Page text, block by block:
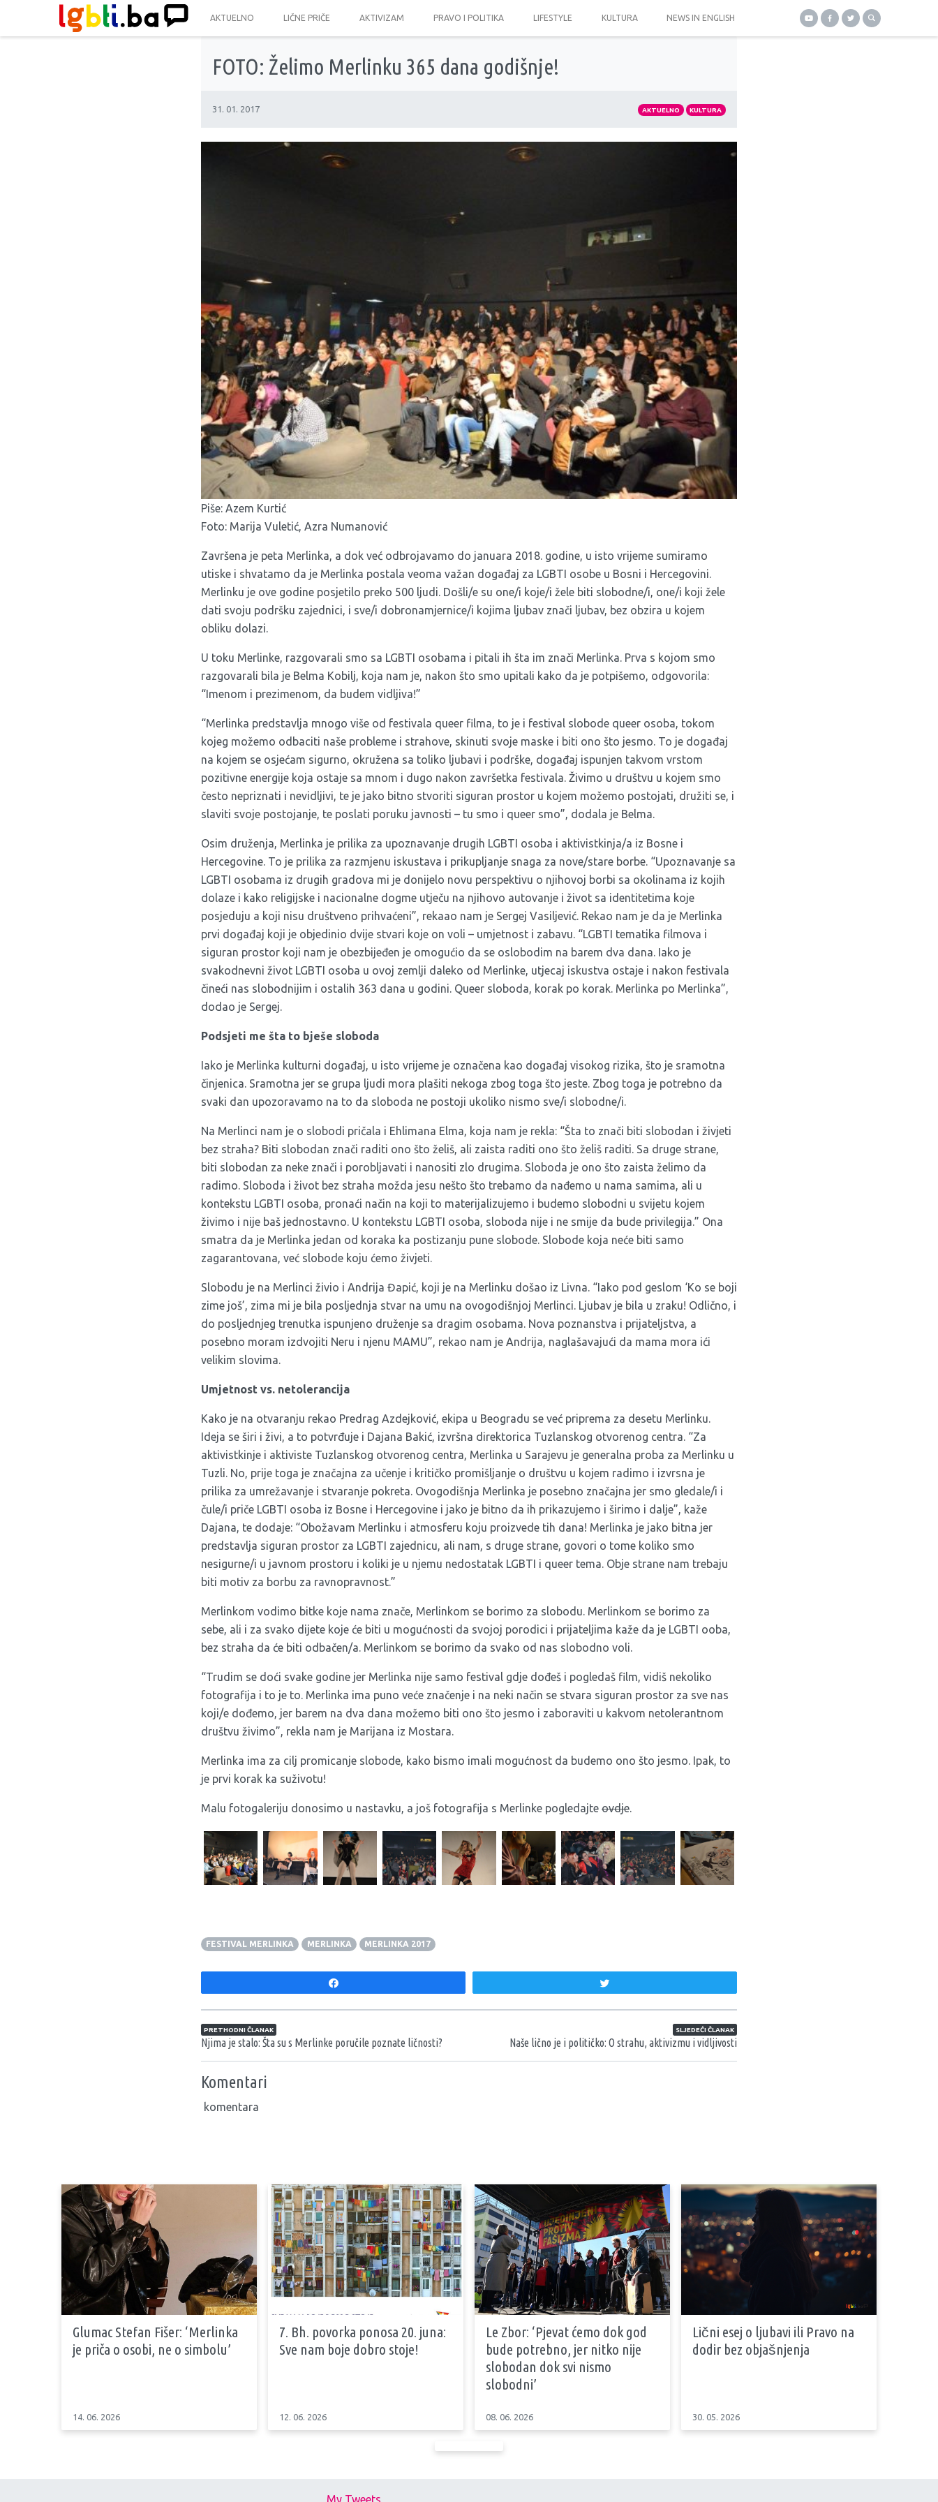
AKTUELNO LIČNE PRIČE AKTIVIZAM PRAVO I POLITIKA LIFESTYLE KULTURA NEWS IN ENGLISH
FOTO: Želimo Merlinku 365 dana godišnje!
31. 01. 2017 AKTUELNO KULTURA
Piše: Azem Kurtić
Foto: Marija Vuletić, Azra Numanović
Završena je peta Merlinka, a dok već odbrojavamo do januara 2018. godine, u isto vrijeme sumiramo
utiske i shvatamo da je Merlinka postala veoma važan događaj za LGBTI osobe u Bosni i Hercegovini.
Merlinku je ove godine posjetilo preko 500 ljudi. Došli/e su one/i koje/i žele biti slobodne/i, one/i koji žele
dati svoju podršku zajednici, i sve/i dobronamjernice/i kojima ljubav znači ljubav, bez obzira u kojem
obliku dolazi.
U toku Merlinke, razgovarali smo sa LGBTI osobama i pitali ih šta im znači Merlinka. Prva s kojom smo
razgovarali bila je Belma Kobilj, koja nam je, nakon što smo upitali kako da je potpišemo, odgovorila:
“Imenom i prezimenom, da budem vidljiva!”
“Merlinka predstavlja mnogo više od festivala queer filma, to je i festival slobode queer osoba, tokom
kojeg možemo odbaciti naše probleme i strahove, skinuti svoje maske i biti ono što jesmo. To je događaj
na kojem se osjećam sigurno, okružena sa toliko ljubavi i podrške, događaj ispunjen takvom vrstom
pozitivne energije koja ostaje sa mnom i dugo nakon završetka festivala. Živimo u društvu u kojem smo
često nepriznati i nevidljivi, te je jako bitno stvoriti siguran prostor u kojem možemo postojati, družiti se, i
slaviti svoje postojanje, te poslati poruku javnosti – tu smo i queer smo”, dodala je Belma.
Osim druženja, Merlinka je prilika za upoznavanje drugih LGBTI osoba i aktivistkinja/a iz Bosne i
Hercegovine. To je prilika za razmjenu iskustava i prikupljanje snaga za nove/stare borbe. “Upoznavanje sa
LGBTI osobama iz drugih gradova mi je donijelo novu perspektivu o njihovoj borbi sa okolinama iz kojih
dolaze i kako religijske i nacionalne dogme utječu na njihovo autovanje i život sa identitetima koje
posjeduju a koji nisu društveno prihvaćeni”, rekaao nam je Sergej Vasiljević. Rekao nam je da je Merlinka
prvi događaj koji je objedinio dvije stvari koje on voli – umjetnost i zabavu. “LGBTI tematika filmova i
siguran prostor koji nam je obezbijeđen je omogućio da se oslobodim na barem dva dana. Iako je
svakodnevni život LGBTI osoba u ovoj zemlji daleko od Merlinke, utjecaj iskustva ostaje i nakon festivala
čineći nas slobodnijim i ostalih 363 dana u godini. Queer sloboda, korak po korak. Merlinka po Merlinka”,
dodao je Sergej.
Podsjeti me šta to bješe sloboda
Iako je Merlinka kulturni događaj, u isto vrijeme je označena kao događaj visokog rizika, što je sramotna
činjenica. Sramotna jer se grupa ljudi mora plašiti nekoga zbog toga što jeste. Zbog toga je potrebno da
svaki dan upozoravamo na to da sloboda ne postoji ukoliko nismo sve/i slobodne/i.
Na Merlinci nam je o slobodi pričala i Ehlimana Elma, koja nam je rekla: “Šta to znači biti slobodan i živjeti
bez straha? Biti slobodan znači raditi ono što želiš, ali zaista raditi ono što želiš raditi. Sa druge strane,
biti slobodan za neke znači i porobljavati i nanositi zlo drugima. Sloboda je ono što zaista želimo da
radimo. Sloboda i život bez straha možda jesu nešto što trebamo da nađemo u nama samima, ali u
kontekstu LGBTI osoba, pronaći način na koji to materijalizujemo i budemo slobodni u svijetu kojem
živimo i nije baš jednostavno. U kontekstu LGBTI osoba, sloboda nije i ne smije da bude privilegija.” Ona
smatra da je Merlinka jedan od koraka ka postizanju pune slobode. Slobode koja neće biti samo
zagarantovana, već slobode koju ćemo živjeti.
Slobodu je na Merlinci živio i Andrija Đapić, koji je na Merlinku došao iz Livna. “Iako pod geslom ‘Ko se boji
zime još’, zima mi je bila posljednja stvar na umu na ovogodišnjoj Merlinci. Ljubav je bila u zraku! Odlično, i
do posljednjeg trenutka ispunjeno druženje sa dragim osobama. Nova poznanstva i prijateljstva, a
posebno moram izdvojiti Neru i njenu MAMU”, rekao nam je Andrija, naglašavajući da mama mora ići
velikim slovima.
Umjetnost vs. netolerancija
Kako je na otvaranju rekao Predrag Azdejković, ekipa u Beogradu se već priprema za desetu Merlinku.
Ideja se širi i živi, a to potvrđuje i Dajana Bakić, izvršna direktorica Tuzlanskog otvorenog centra. “Za
aktivistkinje i aktiviste Tuzlanskog otvorenog centra, Merlinka u Sarajevu je generalna proba za Merlinku u
Tuzli. No, prije toga je značajna za učenje i kritičko promišljanje o društvu u kojem radimo i izvrsna je
prilika za umrežavanje i stvaranje pokreta. Ovogodišnja Merlinka je posebno značajna jer smo gledale/i i
čule/i priče LGBTI osoba iz Bosne i Hercegovine i jako je bitno da ih prikazujemo i širimo i dalje”, kaže
Dajana, te dodaje: “Obožavam Merlinku i atmosferu koju proizvede tih dana! Merlinka je jako bitna jer
predstavlja siguran prostor za LGBTI zajednicu, ali nam, s druge strane, govori o tome koliko smo
nesigurne/i u javnom prostoru i koliki je u njemu nedostatak LGBTI i queer tema. Obje strane nam trebaju
biti motiv za borbu za ravnopravnost.”
Merlinkom vodimo bitke koje nama znače, Merlinkom se borimo za slobodu. Merlinkom se borimo za
sebe, ali i za svako dijete koje će biti u mogućnosti da svojoj porodici i prijateljima kaže da je LGBTI ooba,
bez straha da će biti odbačen/a. Merlinkom se borimo da svako od nas slobodno voli.
“Trudim se doći svake godine jer Merlinka nije samo festival gdje dođeš i pogledaš film, vidiš nekoliko
fotografija i to je to. Merlinka ima puno veće značenje i na neki način se stvara siguran prostor za sve nas
koji/e dođemo, jer barem na dva dana možemo biti ono što jesmo i zaboraviti u kakvom netolerantnom
društvu živimo”, rekla nam je Marijana iz Mostara.
Merlinka ima za cilj promicanje slobode, kako bismo imali mogućnost da budemo ono što jesmo. Ipak, to
je prvi korak ka suživotu!
Malu fotogaleriju donosimo u nastavku, a još fotografija s Merlinke pogledajte ovdje.
FESTIVAL MERLINKA MERLINKA MERLINKA 2017
Navigacija članaka
PRETHODNI ČLANAK
Njima je stalo: Šta su s Merlinke poručile poznate ličnosti?
SLJEDEĆI ČLANAK
Naše lično je i političko: O strahu, aktivizmu i vidljivosti
Komentari
komentara
Glumac Stefan Fišer: ‘Merlinka
je priča o osobi, ne o simbolu’
14. 06. 2026
7. Bh. povorka ponosa 20. juna:
Sve nam boje dobro stoje!
12. 06. 2026
Le Zbor: ‘Pjevat ćemo dok god
bude potrebno, jer nitko nije
slobodan dok svi nismo
slobodni’
08. 06. 2026
Lični esej o ljubavi ili Pravo na
dodir bez objašnjenja
30. 05. 2026
My Tweets